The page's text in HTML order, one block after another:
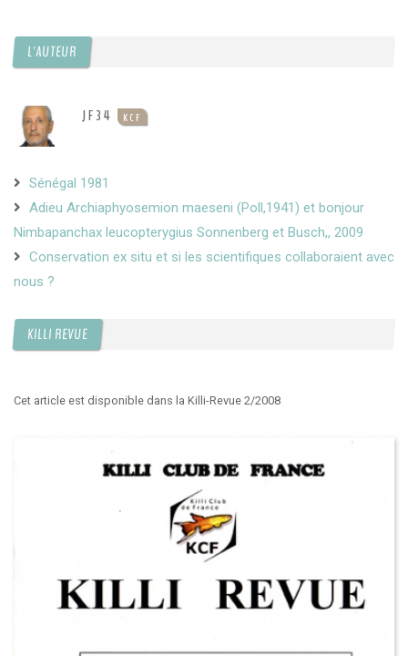
L'AUTEUR
JF34 KCF
Sénégal 1981
Adieu Archiaphyosemion maeseni (Poll,1941) et bonjour
Nimbapanchax leucopterygius Sonnenberg et Busch,, 2009
Conservation ex situ et si les scientifiques collaboraient avec
nous ?
KILLI REVUE
Cet article est disponible dans la Killi-Revue 2/2008